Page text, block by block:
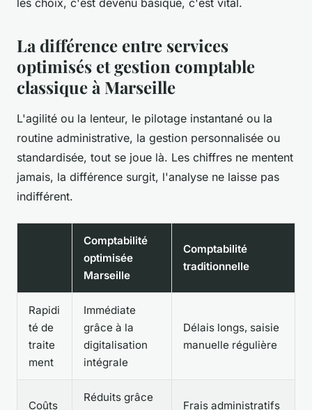
les choix, c'est devenu basique, c'est vital.
La différence entre services
optimisés et gestion comptable
classique à Marseille
L'agilité ou la lenteur, le pilotage instantané ou la
routine administrative, la gestion personnalisée ou
standardisée, tout se joue là. Les chiffres ne mentent
jamais, la différence surgit, l'analyse ne laisse pas
indifférent.
Comptabilité
optimisée
Marseille
Comptabilité
traditionnelle
Rapidi
té de
traite
ment
Immédiate
grâce à la
digitalisation
intégrale
Délais longs, saisie
manuelle régulière
Coûts
Réduits grâce
Frais administratifs